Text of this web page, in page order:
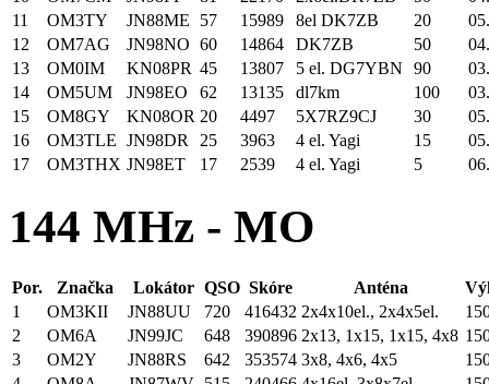
11
OM3TY JN88ME 57 15989 8el DK7ZB 20
12
OM7AG JN98NO 60 14864 DK7ZB 50
13
OM0IM KN08PR 45 13807 5 el. DG7YBN 90
14
OM5UM JN98EO 62 13135 dl7km 100
15
OM8GY KN08OR 20 4497 5X7RZ9CJ 30
16
OM3TLE JN98DR 25 3963 4 el. Yagi 15
17
OM3THX JN98ET 17 2539 4 el. Yagi 5
144 MHz - MO
Por. Značka Lokátor QSO Skóre Anténa
1
OM3KII JN88UU 720 416432 2x4x10el., 2x4x5el.
2
OM6A JN99JC 648 390896 2x13, 1x15, 1x15, 4x8
3
OM2Y JN88RS 642 353574 3x8, 4x6, 4x5